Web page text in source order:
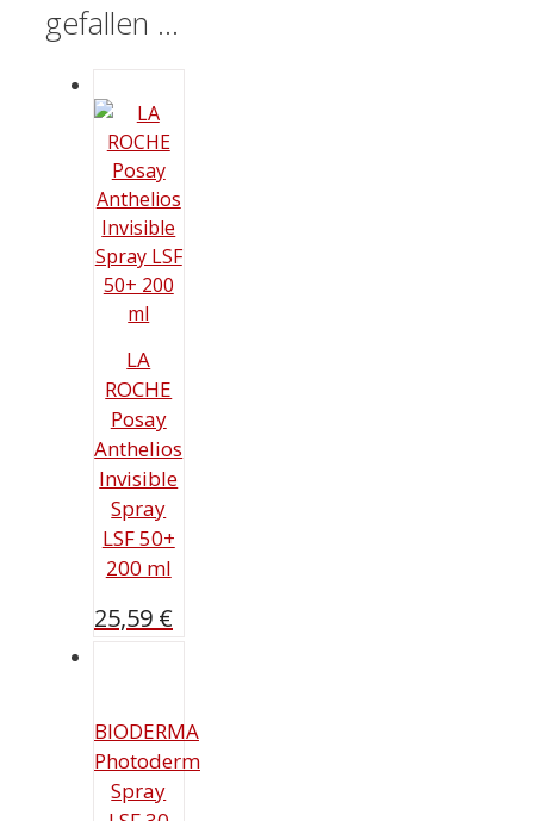
gefallen …
LA
ROCHE
Posay
Anthelios
Invisible
Spray
LSF 50+
200 ml
25,59 €
BIODERMA
Photoderm
Spray